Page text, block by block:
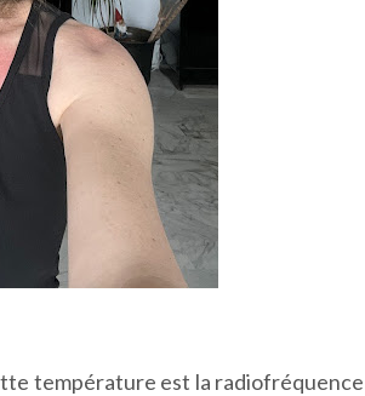
température est la radiofréquence